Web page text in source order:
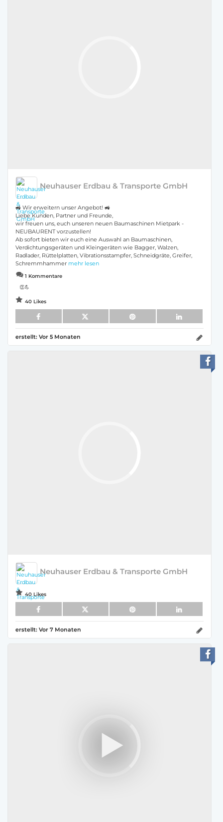
Neuhauser Erdbau & Transporte GmbH
🚜 Wir erweitern unser Angebot! 🚜
Liebe Kunden, Partner und Freunde,
wir freuen uns, euch unseren neuen Baumaschinen Mietpark -
NEUBAURENT vorzustellen!
Ab sofort bieten wir euch eine Auswahl an Baumaschinen,
Verdichtungsgeräten und Kleingeräten wie Bagger, Walzen,
Radlader, Rüttelplatten, Vibrationsstampfer, Schneidgräte, Greifer,
Schremmhammer mehr lesen
1 Kommentare
👏💪
40 Likes
erstellt: Vor 5 Monaten
Neuhauser Erdbau & Transporte GmbH
40 Likes
erstellt: Vor 7 Monaten